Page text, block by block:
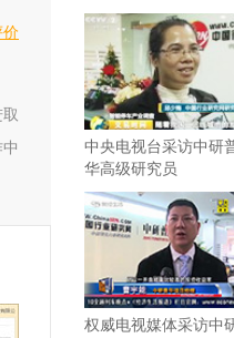
价
中央电视台采访中研
华高级研究员
权威电视媒体采访中